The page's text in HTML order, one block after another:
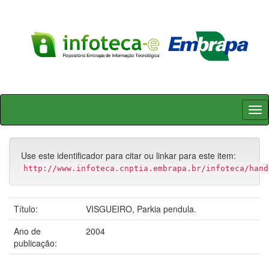
Skip
Use este identificador para citar ou linkar para este item:
http://www.infoteca.cnptia.embrapa.br/infoteca/
Título:
VISGUEIRO, Parkia pendula.
Ano de
publicação:
2004